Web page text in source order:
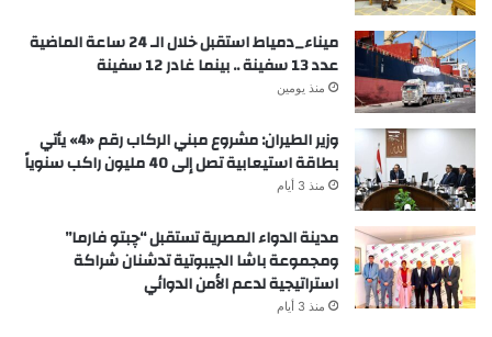
ميناء_دمياط استقبل خلال الـ 24 ساعة الماضية
عدد 13 سفينة .. بينما غادر 12 سفينة
منذ يومين
وزير الطيران: مشروع مبني الركاب رقم «4» يأتي
بطاقة استيعابية تصل إلى 40 مليون راكب سنوياً
منذ 3 أيام
مدينة الدواء المصرية تستقبل “چبتو فارما”
ومجموعة باشا الجيبوتية تدشنان شراكة
استراتيجية لدعم الأمن الدوائي
منذ 3 أيام